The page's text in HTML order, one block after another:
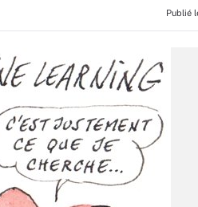
Publié